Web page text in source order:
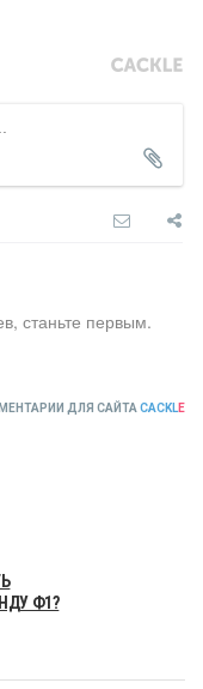
станьте первым.
ДЛЯ САЙТА CACKLE
Ф1?